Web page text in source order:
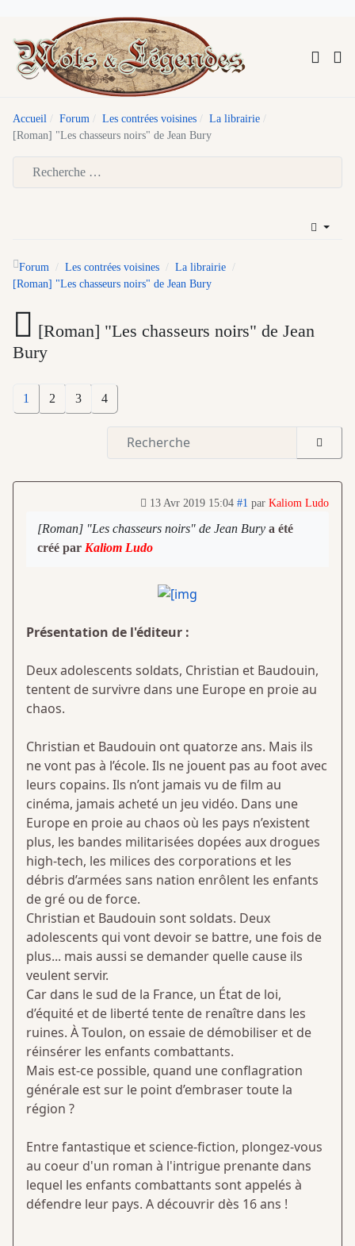
Accueil Forum Les contrées voisines
La librairie
[Roman] "Les chasseurs noirs" de Jean Bury
Forum Les contrées voisines
La librairie
[Roman] "Les chasseurs noirs" de Jean Bury
[Roman] "Les chasseurs noirs" de Jean
Bury
1 2 3 4
13 Avr 2019 15:04 #1 par Kaliom Ludo
[Roman] "Les chasseurs noirs" de Jean Bury a été
créé par Kaliom Ludo
Présentation de l'éditeur :
Deux adolescents soldats, Christian et Baudouin,
tentent de survivre dans une Europe en proie au
chaos.
Christian et Baudouin ont quatorze ans. Mais ils
ne vont pas à l’école. Ils ne jouent pas au foot avec
leurs copains. Ils n’ont jamais vu de film au
cinéma, jamais acheté un jeu vidéo. Dans une
Europe en proie au chaos où les pays n’existent
plus, les bandes militarisées dopées aux drogues
high-tech, les milices des corporations et les
débris d’armées sans nation enrôlent les enfants
de gré ou de force.
Christian et Baudouin sont soldats. Deux
adolescents qui vont devoir se battre, une fois de
plus... mais aussi se demander quelle cause ils
veulent servir.
Car dans le sud de la France, un État de loi,
d’équité et de liberté tente de renaître dans les
ruines. À Toulon, on essaie de démobiliser et de
réinsérer les enfants combattants.
Mais est-ce possible, quand une conflagration
générale est sur le point d’embraser toute la
région ?
Entre fantastique et science-fiction, plongez-vous
au coeur d'un roman à l'intrigue prenante dans
lequel les enfants combattants sont appelés à
défendre leur pays. A découvrir dès 16 ans !